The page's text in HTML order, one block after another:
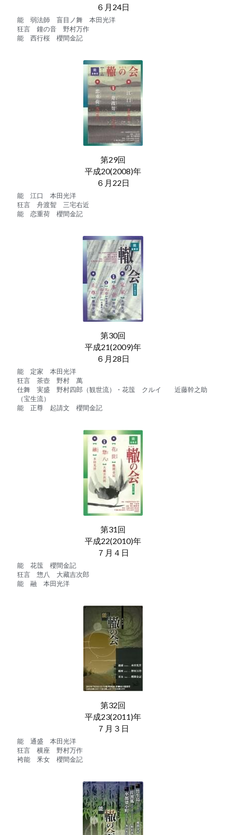
６月24日
能　弱法師　盲目ノ舞　本田光洋
狂言　鐘の音　野村万作
能　西行桜　櫻間金記
第29回
平成20(2008)年
６月22日
能　江口　本田光洋
狂言　舟渡聟　三宅右近
能　恋重荷　櫻間金記
第30回
平成21(2009)年
６月28日
能　定家　本田光洋
狂言　茶壺　野村　萬
仕舞　実盛　野村四郎（観世流）・花筺　クルイ　　近藤幹之助
（宝生流）
能　正尊　起請文　櫻間金記
第31回
平成22(2010)年
７月４日
能　花筺　櫻間金記
狂言　惣八　大藏吉次郎
能　融　本田光洋
第32回
平成23(2011)年
７月３日
能　通盛　本田光洋
狂言　横座　野村万作
袴能　釆女　櫻間金記